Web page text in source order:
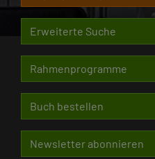
Erweiterte Suche
Rahmenprogramme
Buch bestellen
Newsletter abonnieren